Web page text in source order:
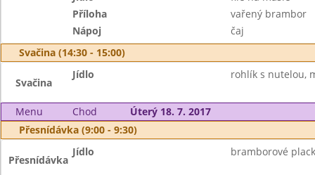
Příloha
vařený brambor
Nápoj
čaj
Svačina (14:30 - 15:00)
Svačina
Jídlo rohlík s nutelou,
Menu Chod
Úterý 18. 7. 2017
Přesnídávka (9:00 - 9:30)
Přesnídávka
Jídlo bramborové